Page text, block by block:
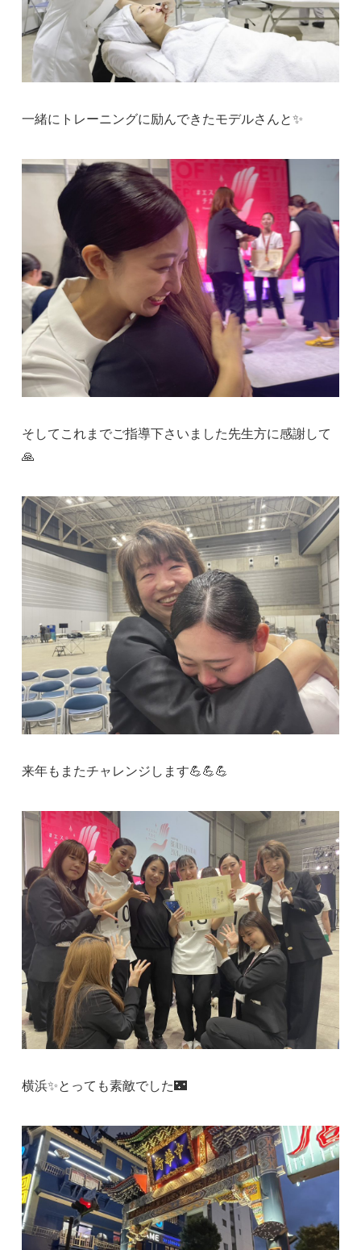
一緒にトレーニングに励んできたモデルさんと✨
そしてこれまでご指導下さいました先生方に感謝して
🙏
来年もまたチャレンジします💪💪💪
横浜✨とっても素敵でした🌃